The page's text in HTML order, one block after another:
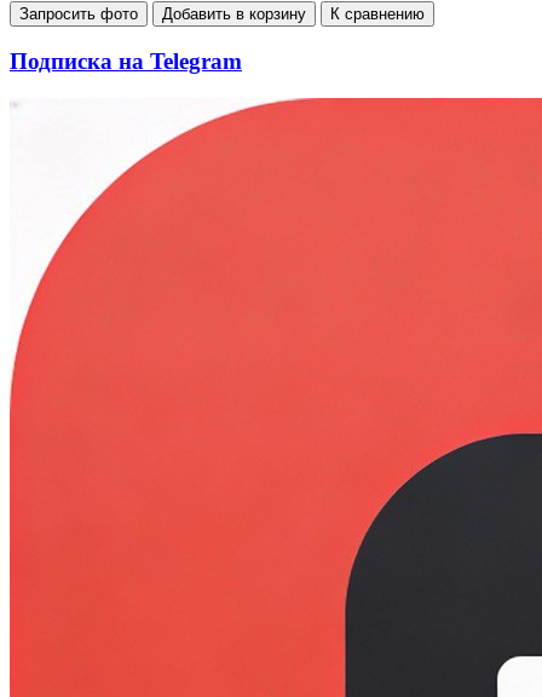
Запросить фото Добавить в корзину К сравнению
Подписка на Telegram